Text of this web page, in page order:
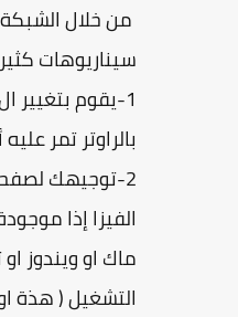
من خلال
سيناريوهات
بالراوتر تمر عليه
2-توجيهك
الفيزا إذا
ماك او ويندوز
التشغيل ( هذة